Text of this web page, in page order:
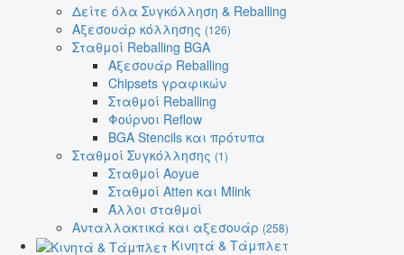
Δείτε όλα Συγκόλληση & Reballing
Αξεσουάρ κόλλησης (126)
Σταθμοί Reballing BGA
Αξεσουάρ Reballing
Chipsets γραφικών
Σταθμοί Reballing
Φούρνοι Reflow
BGA Stencils και πρότυπα
Σταθμοί Συγκόλλησης (1)
Σταθμοί Aoyue
Σταθμοί Atten και Mlink
Άλλοι σταθμοί
Ανταλλακτικά και αξεσουάρ (258)
Κινητά & Τάμπλετ